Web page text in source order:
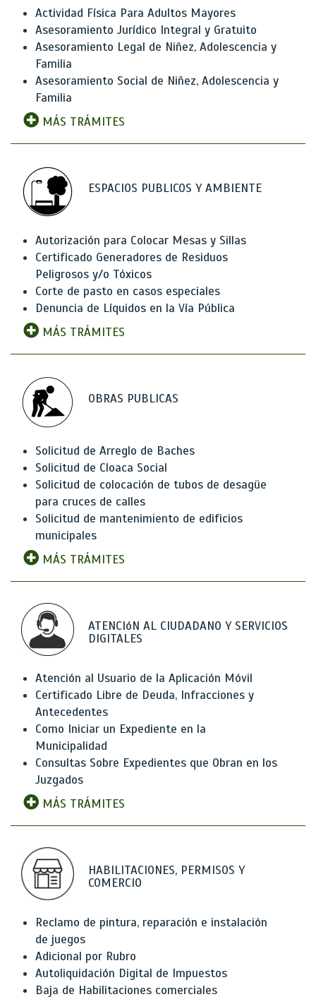
Actividad Física Para Adultos Mayores
Asesoramiento Jurídico Integral y Gratuito
Asesoramiento Legal de Niñez, Adolescencia y
Familia
Asesoramiento Social de Niñez, Adolescencia y
Familia
MÁS TRÁMITES
ESPACIOS PUBLICOS Y AMBIENTE
Autorización para Colocar Mesas y Sillas
Certificado Generadores de Residuos
Peligrosos y/o Tóxicos
Corte de pasto en casos especiales
Denuncia de Líquidos en la Vía Pública
MÁS TRÁMITES
OBRAS PUBLICAS
Solicitud de Arreglo de Baches
Solicitud de Cloaca Social
Solicitud de colocación de tubos de desagüe
para cruces de calles
Solicitud de mantenimiento de edificios
municipales
MÁS TRÁMITES
ATENCIóN AL CIUDADANO Y SERVICIOS
DIGITALES
Atención al Usuario de la Aplicación Móvil
Certificado Libre de Deuda, Infracciones y
Antecedentes
Como Iniciar un Expediente en la
Municipalidad
Consultas Sobre Expedientes que Obran en los
Juzgados
MÁS TRÁMITES
HABILITACIONES, PERMISOS Y
COMERCIO
Reclamo de pintura, reparación e instalación
de juegos
Adicional por Rubro
Autoliquidación Digital de Impuestos
Baja de Habilitaciones comerciales